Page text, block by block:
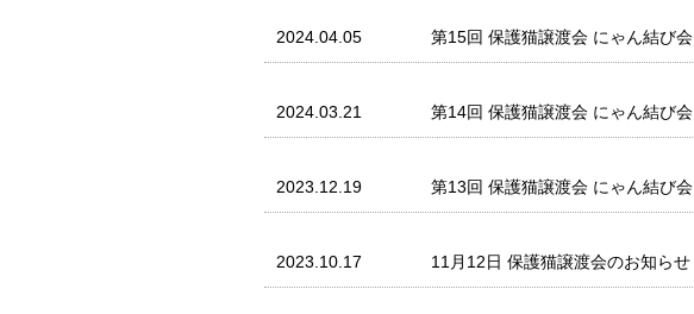
2024.04.05 第15回 保護猫譲渡会 にゃん結び会
2024.03.21 第14回 保護猫譲渡会 にゃん結び会
2023.12.19 第13回 保護猫譲渡会 にゃん結び会
2023.10.17 11月12日 保護猫譲渡会のお知らせ